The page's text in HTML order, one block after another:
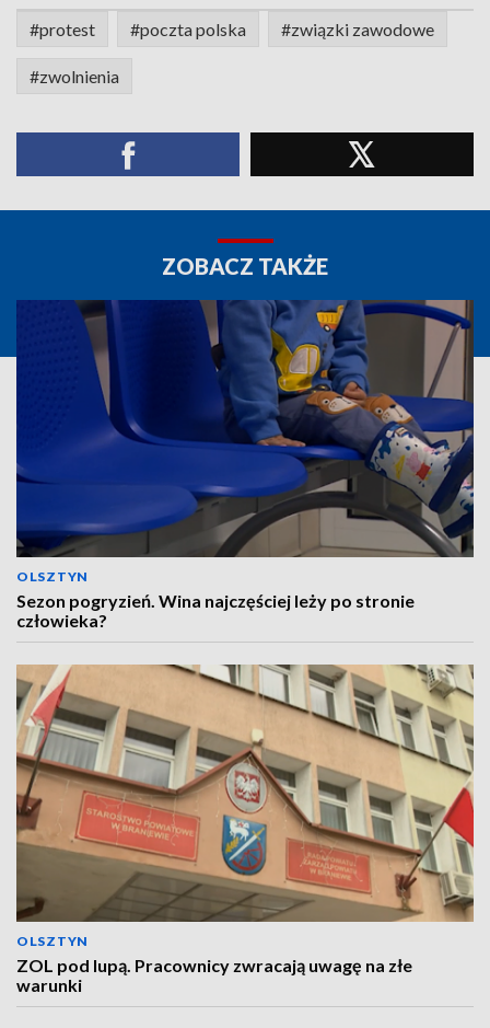
#protest #poczta polska #związki zawodowe
#zwolnienia
ZOBACZ TAKŻE
OLSZTYN
Sezon pogryzień. Wina najczęściej leży po stronie
człowieka?
OLSZTYN
ZOL pod lupą. Pracownicy zwracają uwagę na złe
warunki